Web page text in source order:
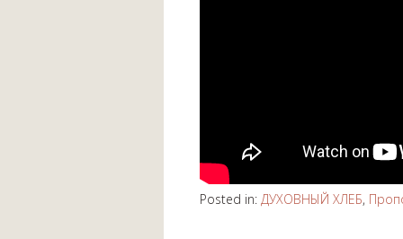
Posted in: ДУХОВНЫЙ ХЛЕБ,